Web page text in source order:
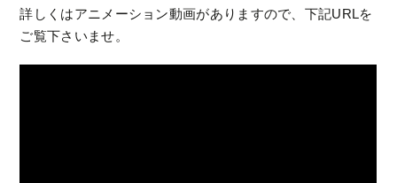
詳しくはアニメーション動画がありますので、下記URLを
ご覧下さいませ。